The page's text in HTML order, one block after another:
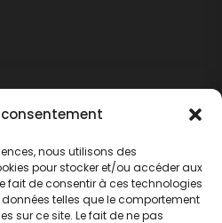
consentement
nous utilisons des
pour stocker et/ou accéder aux
fait de consentir à ces technologies
telles que le comportement
sur ce site. Le fait de ne pas